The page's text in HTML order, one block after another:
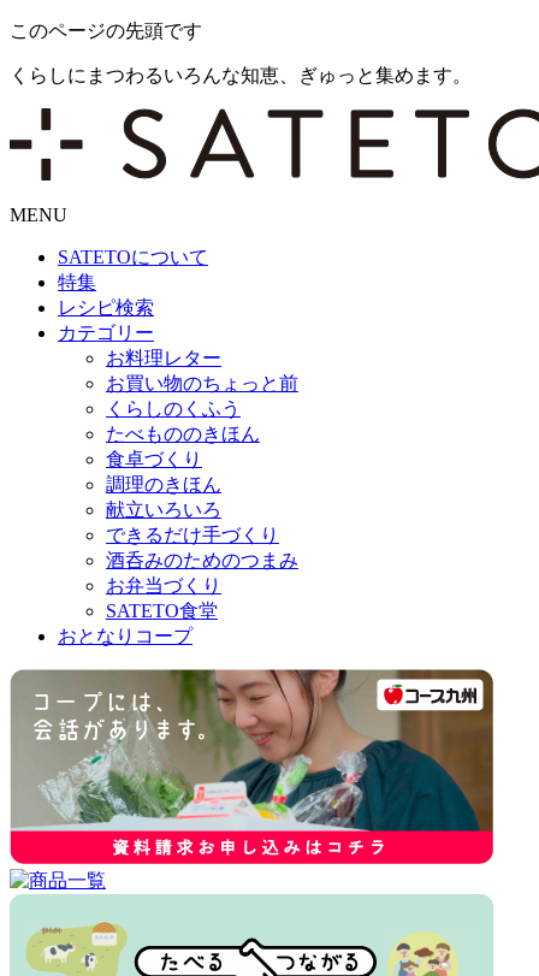
このページの先頭です
くらしにまつわるいろんな知恵、ぎゅっと集めます。
MENU
SATETOについて
特集
レシピ検索
カテゴリー
お料理レター
お買い物のちょっと前
くらしのくふう
たべもののきほん
食卓づくり
調理のきほん
献立いろいろ
できるだけ手づくり
酒呑みのためのつまみ
お弁当づくり
SATETO食堂
おとなりコープ